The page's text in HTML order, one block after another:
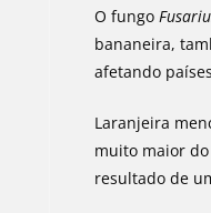
O fungo
bananeira,
afetando
Laranjeira
muito maior
resultado de